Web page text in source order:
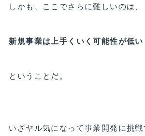
しかも、ここでさらに難しいのは、
新規事業は上手くいく可能性が低い
ということだ。
いざヤル気になって事業開発に挑戦